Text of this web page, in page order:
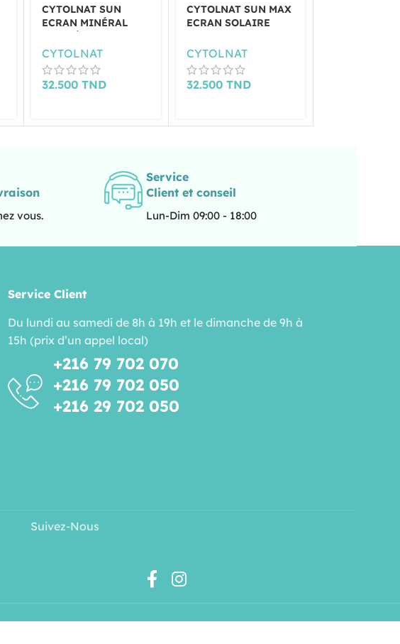
CYTOLNAT SUN
ECRAN MINÉRAL
SABLE SPF50+ 50ML
CYTOLNAT
32.500TND
CYTOLNAT SUN MAX
ECRAN SOLAIRE
50ML
CYTOLNAT
32.500 TND
vous.
Service
Client et conseil
Lun-Dim 09:00 - 18:00
Service Client
Du lundi au samedi de 8h à 19h et le dimanche de 9h à
15h (prix d’un appel local)
+216 79 702 070
+216 79 702 050
+216 29 702 050
Suivez-Nous